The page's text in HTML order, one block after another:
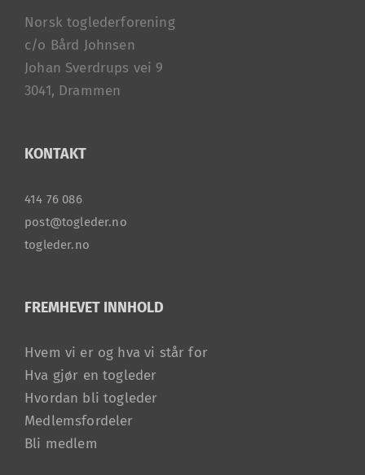
Norsk toglederforening
c/o Bård Johnsen
Johan Sverdrups vei 9
3041, Drammen
KONTAKT
414 76 086
post@togleder.no
togleder.no
FREMHEVET INNHOLD
Hvem vi er og hva vi står for
Hva gjør en togleder
Hvordan bli togleder
Medlemsfordeler
Bli medlem